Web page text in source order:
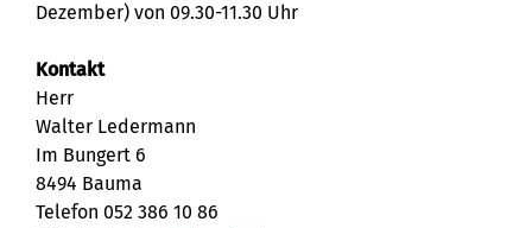
Dezember) von 09.30-11.30 Uhr
Kontakt
Herr
Walter Ledermann
Im Bungert 6
8494 Bauma
Telefon 052 386 10 86